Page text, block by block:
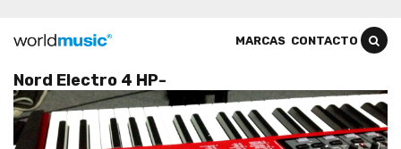
MARCAS CONTACTO
Nord Electro 4 HP-